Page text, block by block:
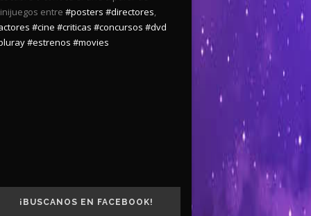
entre #posters #directores,
#cine #criticas #concursos #dvd
#estrenos #movies
¡BUSCANOS EN FACEBOOK!